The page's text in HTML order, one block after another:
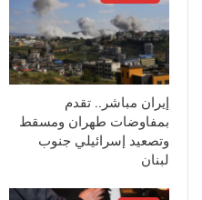
إيران مباشر.. تقدم
بمفاوضات طهران ومسقط
وتصعيد إسرائيلي جنوب
لبنان